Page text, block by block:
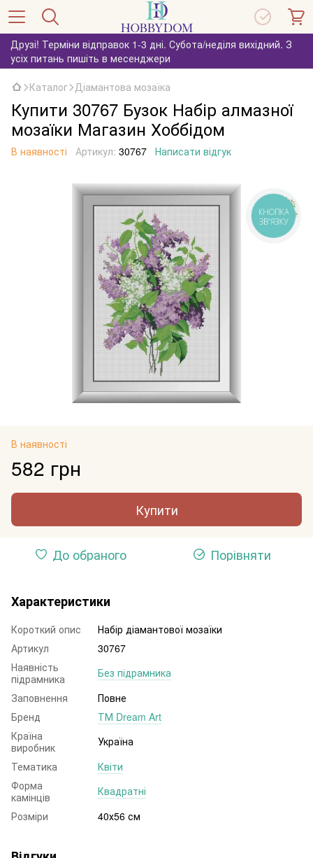
Друзі! Терміни відправок 1-3 дні. Субота/неділя вихідний. З
усіх питань пишіть в месенджери
Каталог Діамантова мозаїка
Купити 30767 Бузок Набір алмазної
мозаїки Магазин Хоббідом
В наявності Артикул: 30767 Написати відгук
В наявності
582 грн
Купити
До обраного Порівняти
Характеристики
Короткий опис
Набір діамантової мозаїки
Артикул
30767
Наявність
підрамника
Без підрамника
Заповнення
Повне
Бренд
ТМ Dream Art
Країна
виробник
Україна
Тематика
Квіти
Форма
камінців
Квадратні
Розміри
40х56 см
КНОПКА
ЗВ'ЯЗКУ